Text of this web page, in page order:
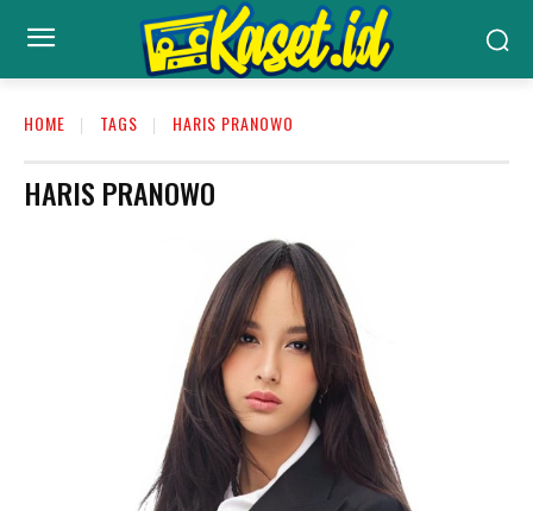
HOME TAGS HARIS PRANOWO
HARIS PRANOWO